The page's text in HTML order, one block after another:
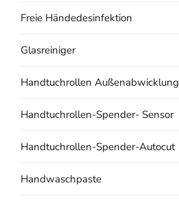
Freie Händedesinfektion
Glasreiniger
Handtuchrollen Außenabwicklung
Handtuchrollen-Spender- Sensor
Handtuchrollen-Spender-Autocut
Handwaschpaste